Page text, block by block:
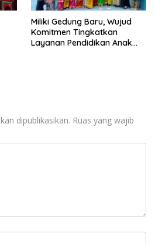
Miliki Gedung Baru, Wujud
Komitmen Tingkatkan
Layanan Pendidikan Anak
dipublikasikan. Ruas yang wajib